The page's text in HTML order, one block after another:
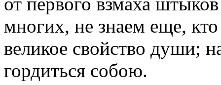
многих, не знаем еще,
великое свойство души;
гордиться собою.